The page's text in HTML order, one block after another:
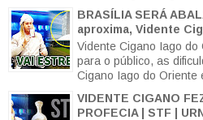
BRASÍLIA SERÁ
aproxima, Vidente
Vidente Cigano Iago do
para o público, as
Cigano Iago do Oriente
VIDENTE CIGANO
PROFECIA | STF |